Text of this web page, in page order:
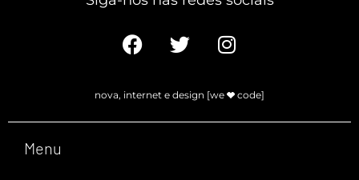
nova, internet e design [we code]
Menu